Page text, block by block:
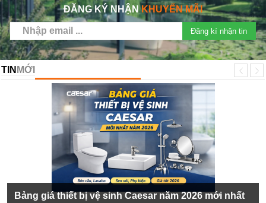
ĐĂNG KÝ NHẬNKHUYẾN MÃI
Đăng kí nhận tin
TIN MỚI
Bảng giá thiết bị vệ sinh Caesar năm 2026 mới nhất